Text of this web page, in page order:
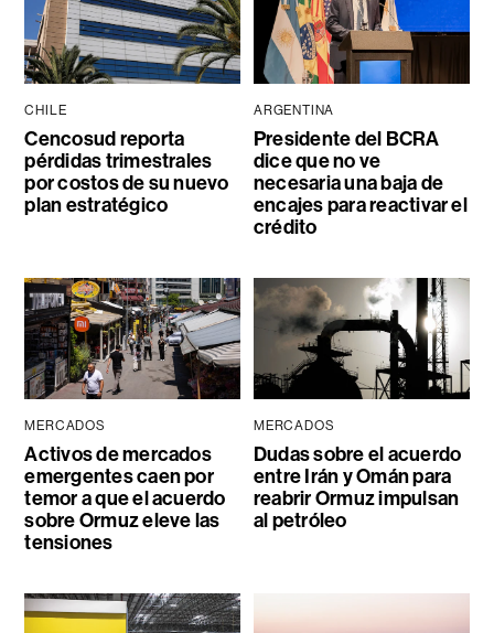
CHILE
Cencosud reporta
pérdidas trimestrales
por costos de su nuevo
plan estratégico
ARGENTINA
Presidente del BCRA
dice que no ve
necesaria una baja de
encajes para reactivar el
crédito
MERCADOS
Activos de mercados
emergentes caen por
temor a que el acuerdo
sobre Ormuz eleve las
tensiones
MERCADOS
Dudas sobre el acuerdo
entre Irán y Omán para
reabrir Ormuz impulsan
al petróleo